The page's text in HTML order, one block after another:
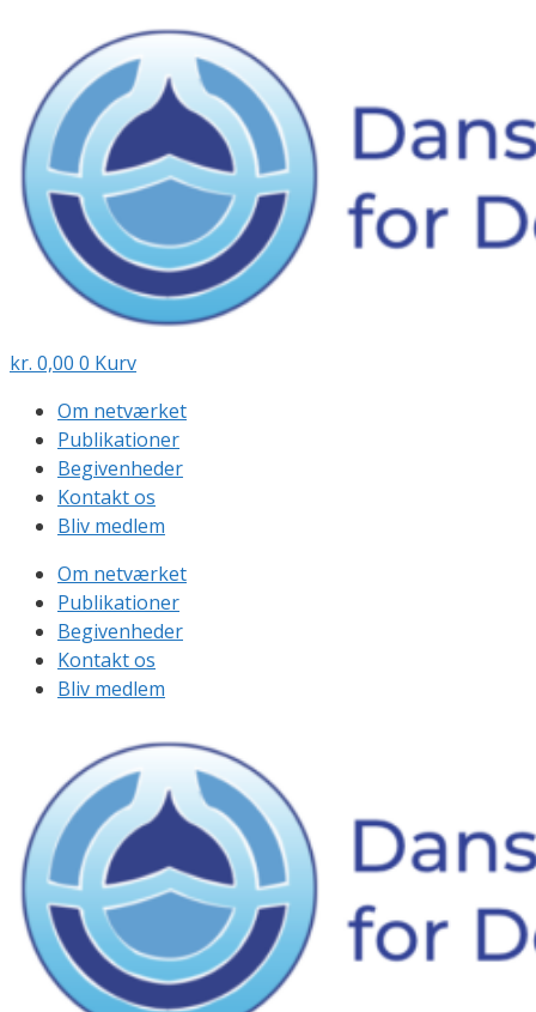
indhold
kr. 0,00 0 Kurv
Om netværket
Publikationer
Begivenheder
Kontakt os
Bliv medlem
Om netværket
Publikationer
Begivenheder
Kontakt os
Bliv medlem